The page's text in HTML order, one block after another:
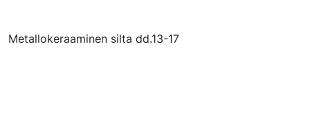
Metallokeraaminen silta dd.13-17